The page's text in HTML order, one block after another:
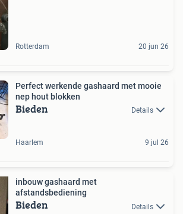
Rotterdam 20 jun 26
Perfect werkende gashaard met mooie
nep hout blokken
Bieden Details
Haarlem 9 jul 26
inbouw gashaard met
afstandsbediening
Bieden Details